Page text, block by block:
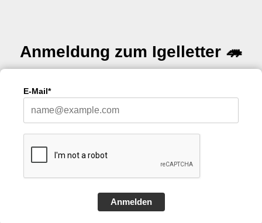
Anmeldung zum Igelletter 🦔
E-Mail*
Anmelden